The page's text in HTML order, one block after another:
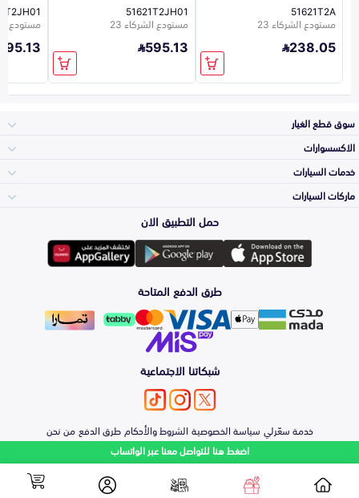
اضغط هنا للتواصل معنا عبر الواتساب
51621T2A
مستودع الشركاء 23
238.05
51621T2JH01
مستودع الشركاء 23
595.13
مستودع
سوق قطع الغيار
المكائن، القيرات
وملحقاتها
الشمعات
والاصطبات (الاضاءة)
الفرامل والأقمشة
الأبواب، الرفرف
والكبوت
الاكسسوارات
لوازم الرحلات
اكسسوارات العناية
الزيوت و السوائل
خدمات السيارات
الأكثر مبيعاً
التلميع والعناية
حماية مقدمة السيارة
والصدمات
ماركات السيارات
تويوتا
هيونداي
كيا
نيسان
حمل التطبيق الان
طرق الدفع المتاحة
شبكاتنا الاجتماعية
خدمة سعّرلي سياسة الخصوصية الشروط والأحكامطرق الدفعمن نحن